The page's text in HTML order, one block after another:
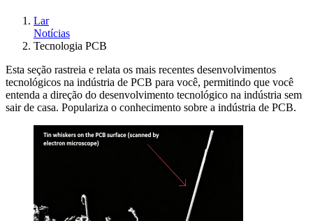
Lar
Notícias
Tecnologia PCB
Esta seção rastreia e relata os mais recentes desenvolvimentos
tecnológicos na indústria de PCB para você, permitindo que você
entenda a direção do desenvolvimento tecnológico na indústria sem
sair de casa. Populariza o conhecimento sobre a indústria de PCB.